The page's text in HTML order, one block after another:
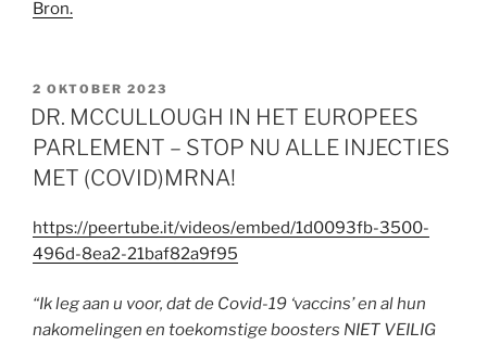
Bron.
GEPLAATST
OP
2 OKTOBER 2023
DR. MCCULLOUGH IN HET EUROPEES
PARLEMENT – STOP NU ALLE INJECTIES
MET (COVID)MRNA!
https://peertube.it/videos/embed/1d0093fb-3500-
496d-8ea2-21baf82a9f95
“Ik leg aan u voor, dat de Covid-19 ‘vaccins’ en al hun
nakomelingen en toekomstige boosters NIET VEILIG